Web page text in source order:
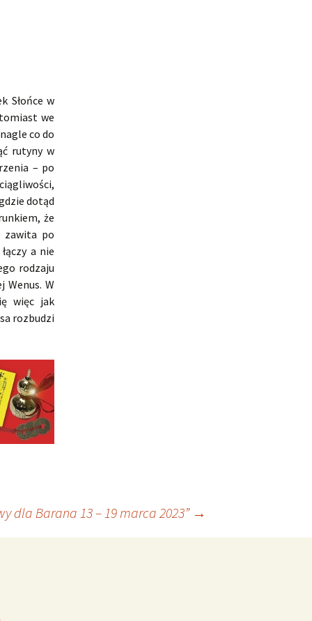
Słońce w
we
co do
rutyny w
– po
dotąd
że
zawita po
a nie
rodzaju
Wenus. W
więc jak
rozbudzi
dla Barana 13 – 19 marca 2023” →